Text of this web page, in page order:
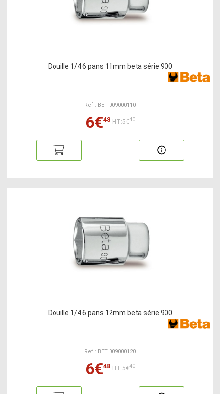
Douille 1/4 6 pans 11mm beta série 900
Ref : BET 009000110
6€48 HT:5€40
Douille 1/4 6 pans 12mm beta série 900
Ref : BET 009000120
6€48 HT:5€40